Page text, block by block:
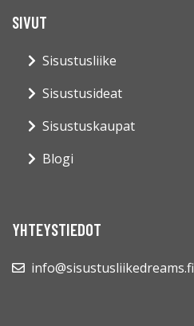
SIVUT
Sisustusliike
Sisustusideat
Sisustuskaupat
Blogi
YHTEYSTIEDOT
info@sisustusliikedreams.fi